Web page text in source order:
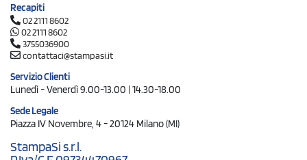
Recapiti
02 2111 8602
02 2111 8602
3755036900
contattaci@stampasi.it
Servizio Clienti
Lunedì - Venerdì 9.00-13.00 | 14.30-18.00
Sede Legale
Piazza IV Novembre, 4 - 20124 Milano (MI)
StampaSi s.r.l.